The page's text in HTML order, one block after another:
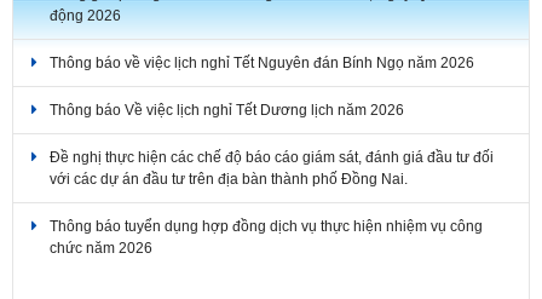
Thông báo về việc lịch nghỉ Tết Nguyên đán Bính Ngọ năm 2026
Thông báo Về việc lịch nghỉ Tết Dương lịch năm 2026
Đề nghị thực hiện các chế độ báo cáo giám sát, đánh giá đầu tư đối
với các dự án đầu tư trên địa bàn thành phố Đồng Nai.
Thông báo tuyển dụng hợp đồng dịch vụ thực hiện nhiệm vụ công
chức năm 2026
Thông báo về thời gian nghỉ lễ Giỗ Tổ Hùng Vương, Ngày Chiến